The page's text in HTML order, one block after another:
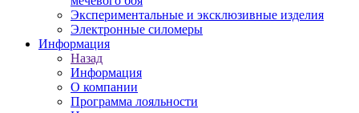
Экспериментальные и эксклюзивные изделия
Электронные силомеры
Информация
Назад
Информация
О компании
Программа лояльности